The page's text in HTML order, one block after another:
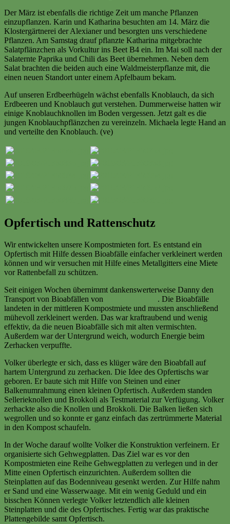
Der März ist ebenfalls die richtige Zeit um manche Pflanzen
einzupflanzen. Karin und Katharina besuchten am 14. März die
Klostergärtnerei der Alexianer und besorgten uns verschiedene
Pflanzen. Am Samstag drauf pflanzte Katharina mitgebrachte
Salatpflänzchen als Vorkultur ins Beet B4 ein. Im Mai soll nach der
Salaternte Paprika und Chili das Beet übernehmen. Neben dem
Salat brachten die beiden auch eine Waldmeisterpflanze mit, die
einen neuen Standort unter einem Apfelbaum bekam.
Auf unseren Erdbeerhügeln wächst ebenfalls Knoblauch, da sich
Erdbeeren und Knoblauch gut verstehen. Dummerweise hatten wir
einige Knoblauchknollen im Boden vergessen. Jetzt galt es die
jungen Knoblauchpflänzchen zu vereinzeln. Michaela legte Hand an
und verteilte den Knoblauch. (ve)
Opfertisch und Rattenschutz
Wir entwickelten unsere Kompostmieten fort. Es entstand ein
Opfertisch mit Hilfe dessen Bioabfälle einfacher verkleinert werden
können und wir versuchen mit Hilfe eines Metallgitters eine Miete
vor Rattenbefall zu schützen.
Seit einigen Wochen übernimmt dankenswerterweise Danny den
Transport von Bioabfällen von
. Die Bioabfälle
landeten in der mittleren Kompostmiete und mussten anschließend
mühevoll zerkleinert werden. Das war kraftraubend und wenig
effektiv, da die neuen Bioabfälle sich mit alten vermischten.
Außerdem war der Untergrund weich, wodurch Energie beim
Zerhacken verpuffte.
Volker überlegte er sich, dass es klüger wäre den Bioabfall auf
hartem Untergrund zu zerhacken. Die Idee des Opfertischs war
geboren. Er baute sich mit Hilfe von Steinen und einer
Balkenumrahmung einen kleinen Opfertisch. Außerdem standen
Sellerieknollen und Brokkoli als Testmaterial zur Verfügung. Volker
zerhackte also die Knollen und Brokkoli. Die Balken ließen sich
wegrollen und so konnte er ganz einfach das zertrümmerte Material
in den Kompost schaufeln.
In der Woche darauf wollte Volker die Konstruktion verfeinern. Er
organisierte sich Gehwegplatten. Das Ziel war es vor den
Kompostmieten eine Reihe Gehwegplatten zu verlegen und in der
Mitte einen Opfertisch einzurichten. Außerdem sollten die
Steinplatten auf das Bodenniveau gesenkt werden. Zur Hilfe nahm
er Sand und eine Wasserwaage. Mit ein wenig Geduld und ein
bisschen Können verlegte Volker letztendlich alle kleinen
Steinplatten und die des Opfertisches. Fertig war das praktische
Plattengebilde samt Opfertisch.